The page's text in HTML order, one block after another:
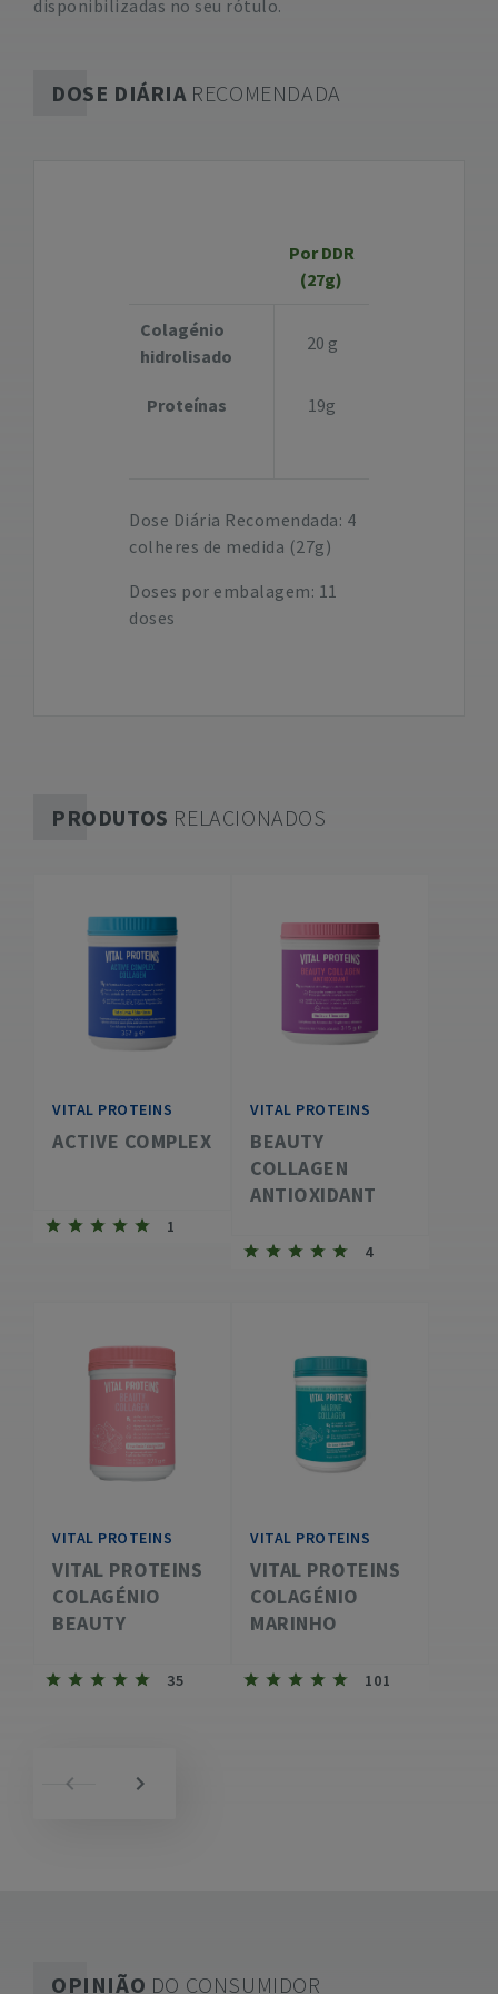
disponibilizadas no seu rótulo.
DOSE DIÁRIARECOMENDADA
Por DDR
(27g)
Colagénio
hidrolisado
20 g
Proteínas 19g
Dose Diária Recomendada: 4
colheres de medida (27g)
Doses por embalagem: 11
doses
PRODUTOS RELACIONADOS
VITAL PROTEINS
ACTIVE COMPLEX
1
VITAL PROTEINS
BEAUTY
COLLAGEN
ANTIOXIDANT
4
VITAL PROTEINS
VITAL PROTEINS
COLAGÉNIO
BEAUTY
35
VITAL PROTEINS
VITAL PROTEINS
COLAGÉNIO
MARINHO
101
OPINIÃO DO CONSUMIDOR